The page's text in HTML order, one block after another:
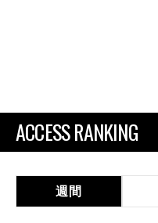
ACCESS RANKING
週間